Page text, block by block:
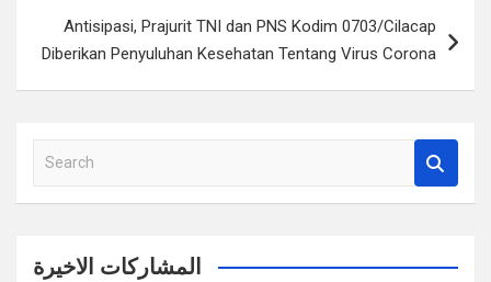
Antisipasi, Prajurit TNI dan PNS Kodim 0703/Cilacap
Diberikan Penyuluhan Kesehatan Tentang Virus Corona
a
c
المشاركات الاخيرة